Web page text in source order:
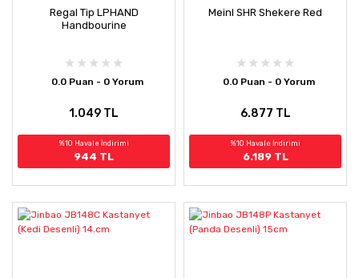
Regal Tip LPHAND
Handbourine
0.0 Puan - 0 Yorum
1.049 TL
%10 Havale İndirimi
944 TL
Meinl SHR Shekere Red
0.0 Puan - 0 Yorum
6.877 TL
%10 Havale İndirimi
6.189 TL